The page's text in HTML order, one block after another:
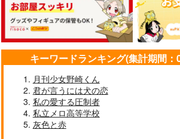
シルエット大作戦
ちいこい ようせい
me too.
PINK
キーワードランキング(集計期間
月刊少女野崎くん
君が言うには犬の恋
私の愛する圧制者
私立メロ高等学校
灰色と赤